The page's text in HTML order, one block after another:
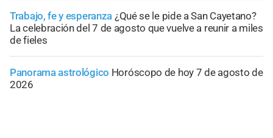
Trabajo, fe y esperanza ¿Qué se le pide a San Cayetano?
La celebración del 7 de agosto que vuelve a reunir a miles
de fieles
Panorama astrológico Horóscopo de hoy 7 de agosto de
2026